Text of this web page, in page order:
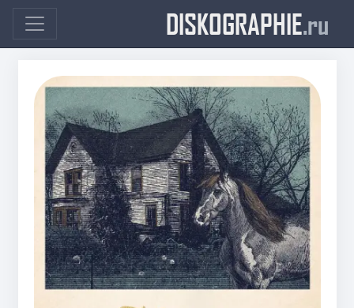
DISKOGRAPHIE.ru